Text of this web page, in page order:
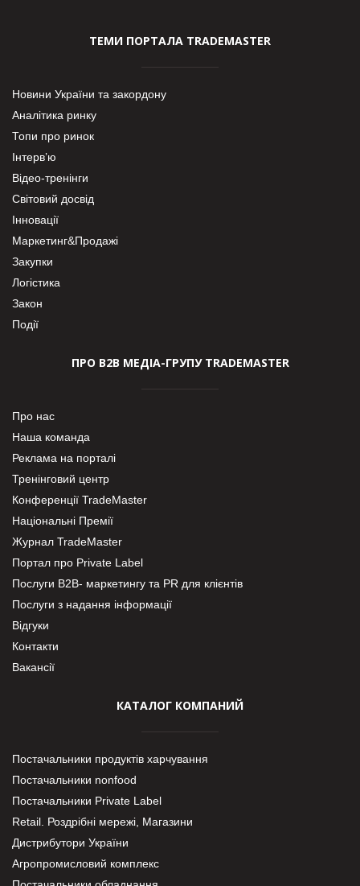
ТЕМИ ПОРТАЛА TRADEMASTER
Новини України та закордону
Аналітика ринку
Топи про ринок
Інтерв’ю
Відео-тренінги
Світовий досвід
Інновації
Маркетинг&Продажі
Закупки
Логістика
Закон
Події
ПРО В2В МЕДІА-ГРУПУ TRADEMASTER
Про нас
Наша команда
Реклама на порталі
Тренінговий центр
Конференції TradeMaster
Національні Премії
Журнал TradeMaster
Портал про Private Label
Послуги В2В- маркетингу та PR для клієнтів
Послуги з надання інформації
Відгуки
Контакти
Вакансії
КАТАЛОГ КОМПАНИЙ
Постачальники продуктів харчування
Постачальники nonfood
Постачальники Private Label
Retail. Роздрібні мережі, Магазини
Дистрибутори України
Агропромисловий комплекс